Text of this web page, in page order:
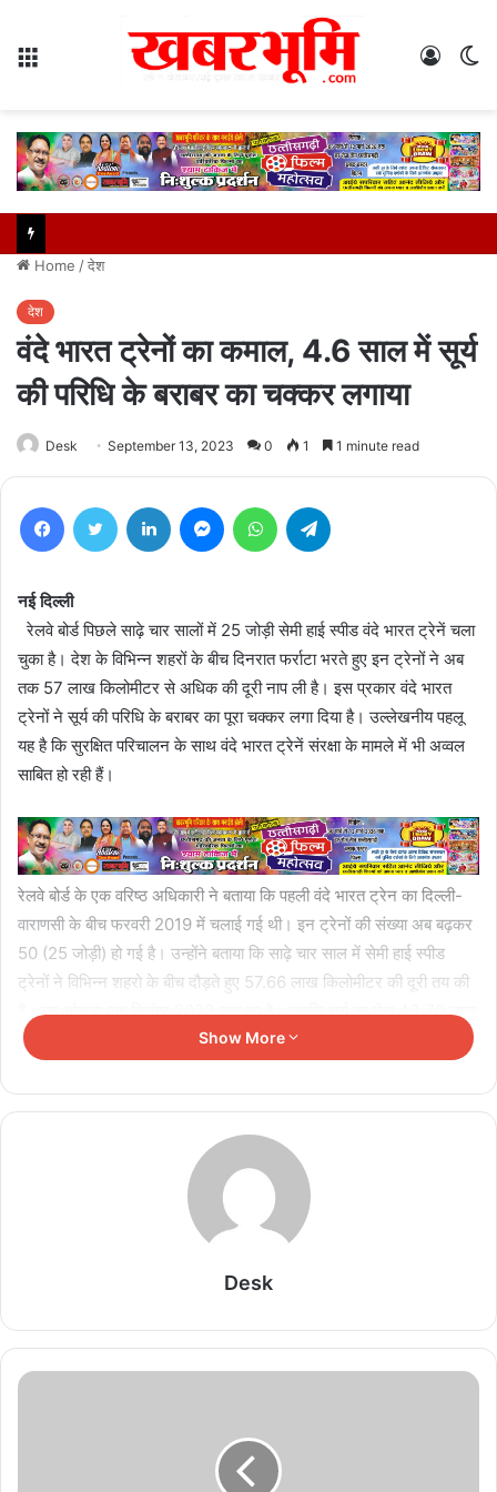
Log
Home /देश
देश
वंदे भारत ट्रेनों का कमाल, 4.6 साल में सूर्य
की परिधि के बराबर का चक्कर लगाया
Desk September 13, 2023 0 1 1 minute read
FacebookTwitter LinkedIn MessengerWhatsApp
नई दिल्ली
रेलवे बोर्ड पिछले साढ़े चार सालों में 25 जोड़ी सेमी हाई स्पीड वंदे भारत ट्रेनें चला
चुका है। देश के विभिन्न शहरों के बीच दिनरात फर्राटा भरते हुए इन ट्रेनों ने अब
तक 57 लाख किलोमीटर से अधिक की दूरी नाप ली है। इस प्रकार वंदे भारत
ट्रेनों ने सूर्य की परिधि के बराबर का पूरा चक्कर लगा दिया है। उल्लेखनीय पहलू
यह है कि सुरक्षित परिचालन के साथ वंदे भारत ट्रेनें संरक्षा के मामले में भी अव्वल
साबित हो रही हैं।
रेलवे बोर्ड के एक वरिष्ठ अधिकारी ने बताया कि पहली वंदे भारत ट्रेन का दिल्ली-
वाराणसी के बीच फरवरी 2019 में चलाई गई थी। इन ट्रेनों की संख्या अब बढ़कर
50 (25 जोड़ी) हो गई है। उन्होंने बताया कि साढ़े चार साल में सेमी हाई स्पीड
ट्रेनों ने विभिन्न शहरो के बीच दौड़ते हुए 57.66 लाख किलोमीटर की दूरी तय की
है। यह आंकड़ा एक सितंबर 2023 तक का है। जबकि सूर्य का घेरा 43.70 लाख
किलोमीटर है। इस प्रकार वंदे भारत ट्रेनों ने सूर्य की परिधि का पूरा चक्कर लगाने
लगा लिए हैं। पृथ्वी की परिधि 40,075 किलोमीटर है। अधिकारी ने बताया कि वंदे
भारत टे्रनों ने लाखों किलोमीटर की दूरी अपनी 130 किलोमीटर प्रतिषंटा से पूरी
की है। यदि छुटपुट षटनाओं को छोड़ दिया जाए तो वंदे भारत किसी हादसे का
शिकार नहीं हुई है। इस प्रकार साढ़े चार साल के रेल संरक्षा के मामले में वंदे भारत
Related Articles
किया आग्रह
August 6, 2026
Show More
Desk